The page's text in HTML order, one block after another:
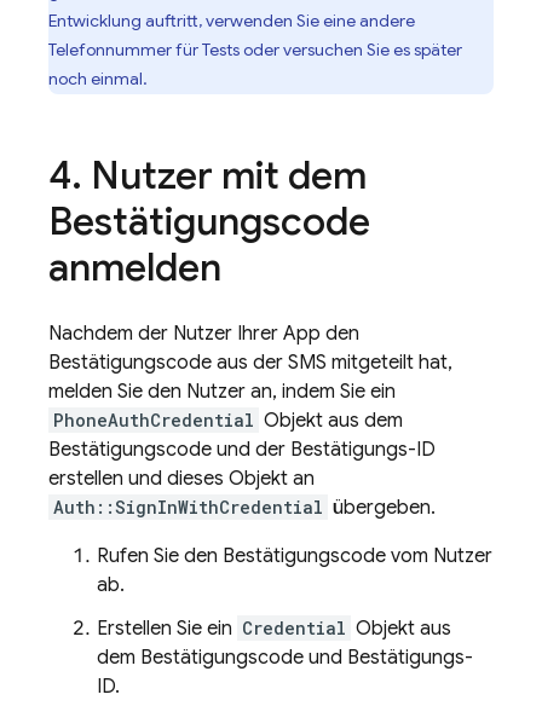
Entwicklung auftritt, verwenden Sie eine andere
Telefonnummer für Tests oder versuchen Sie es später
noch einmal.
Nutzer mit dem
Bestätigungscode
anmelden
Nachdem der Nutzer Ihrer App den
Bestätigungscode aus der SMS mitgeteilt hat,
melden Sie den Nutzer an, indem Sie ein
PhoneAuthCredential Objekt aus dem
Bestätigungscode und der Bestätigungs-ID
erstellen und dieses Objekt an
Auth::SignInWithCredential übergeben.
Rufen Sie den Bestätigungscode vom Nutzer
ab.
Erstellen Sie ein Credential Objekt aus
dem Bestätigungscode und Bestätigungs-
ID.